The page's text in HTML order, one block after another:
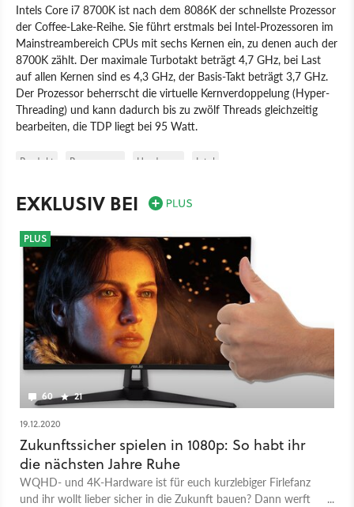
Intels Core i7 8700K ist nach dem 8086K der schnellste Prozessor
der Coffee-Lake-Reihe. Sie führt erstmals bei Intel-Prozessoren im
Mainstreambereich CPUs mit sechs Kernen ein, zu denen auch der
8700K zählt. Der maximale Turbotakt beträgt 4,7 GHz, bei Last
auf allen Kernen sind es 4,3 GHz, der Basis-Takt beträgt 3,7 GHz.
Der Prozessor beherrscht die virtuelle Kernverdoppelung (Hyper-
Threading) und kann dadurch bis zu zwölf Threads gleichzeitig
bearbeiten, die TDP liegt bei 95 Watt.
Produkt Prozessoren Hardware Intel
EXKLUSIV BEI
60 21
PLUS
19.12.2020
Zukunftssicher spielen in 1080p: So habt ihr
die nächsten Jahre Ruhe
WQHD- und 4K-Hardware ist für euch kurzlebiger Firlefanz
und ihr wollt lieber sicher in die Zukunft bauen? Dann werft